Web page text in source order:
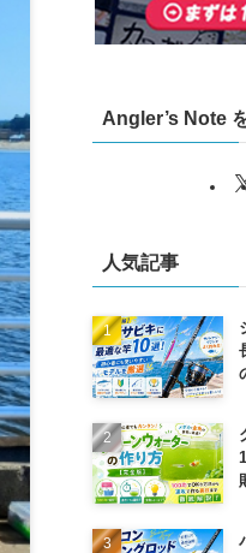
Angler’s Note
人気記事